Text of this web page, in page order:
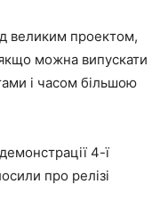
великим проектом,
можна випускати
і часом більшою
4-ї
про релізі